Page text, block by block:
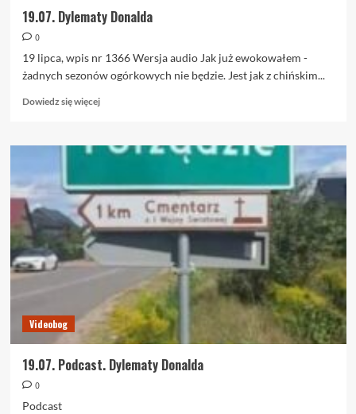
19.07. Dylematy Donalda
0
19 lipca, wpis nr 1366 Wersja audio Jak już ewokowałem -
żadnych sezonów ogórkowych nie będzie. Jest jak z chińskim...
Dowiedz się więcejDowiedz
o
19.07.
Donalda
Videobog
19.07. Podcast. Dylematy Donalda
0
Podcast